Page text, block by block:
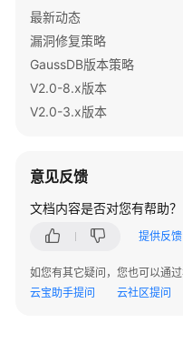
数
据
库
安
全
库
用
入
连
最新动态
漏洞修复策略
GaussDB版本策略
V2.0-8.x版本
V2.0-3.x版本
意见反馈
文档内容是否对您有帮助？
提供反馈
如您有其它疑问，您也可以通
云宝助手提问
云社区提问